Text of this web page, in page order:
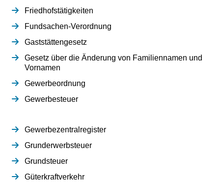
Friedhofstätigkeiten
Fundsachen-Verordnung
Gaststättengesetz
Gesetz über die Änderung von Familiennamen und
Vornamen
Gewerbeordnung
Gewerbesteuer
Gewerbezentralregister
Grunderwerbsteuer
Grundsteuer
Güterkraftverkehr